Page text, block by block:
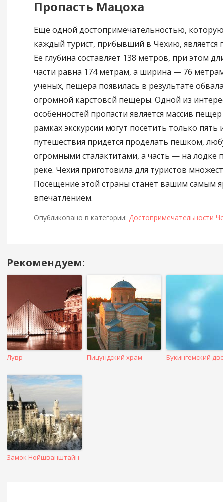
Пропасть Мацоха
Еще одной достопримечательностью,
каждый турист, прибывший в Чехию, является
Ее глубина составляет 138 метров, при этом
части равна 174 метрам, а ширина — 76
ученых, пещера появилась в результате
огромной карстовой пещеры. Одной из
особенностей пропасти является массив
рамках экскурсии могут посетить только пять
путешествия придется проделать пешком,
огромными сталактитами, а часть — на лодке
реке. Чехия приготовила для туристов
Посещение этой страны станет вашим самым
впечатлением.
Опубликовано в категории: Достопримечательности
Навигация
в
Рекомендуем:
Лувр Пицундский храм Букингемский
Замок Нойшванштайн